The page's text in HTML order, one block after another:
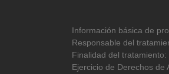
Información básica de
Responsable del
Finalidad del
Ejercicio de Derechos